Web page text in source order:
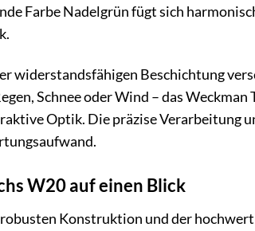
Farbe Nadelgrün fügt sich
widerstandsfähigen Beschichtung
Schnee oder Wind – das
Optik. Die präzise Verarbeitung
W20 auf einen Blick
Konstruktion und der